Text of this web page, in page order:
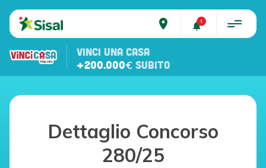
place
VINCI UNA CASA
+200.000€ SUBITO
Dettaglio Concorso
280/25